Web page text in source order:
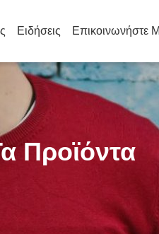
Ειδήσεις Επικοινωνήστε
Προϊόντα